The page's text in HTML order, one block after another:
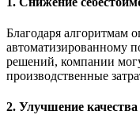
Благодаря алгоритмам
автоматизированному
решений, компании
производственные
2. Улучшение